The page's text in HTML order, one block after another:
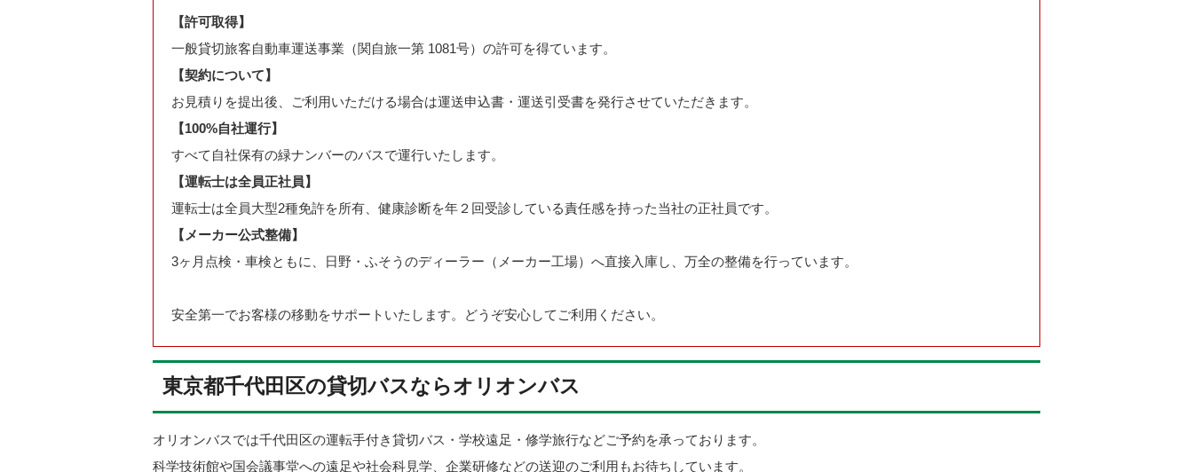
【許可取得】
一般貸切旅客自動車運送事業（関自旅一第 1081号）の許可を得ています。
【契約について】
お見積りを提出後、ご利用いただける場合は運送申込書・運送引受書を発行させていただきます。
【100%自社運行】
すべて自社保有の緑ナンバーのバスで運行いたします。
【運転士は全員正社員】
運転士は全員大型2種免許を所有、健康診断を年２回受診している責任感を持った当社の正社員です。
【メーカー公式整備】
3ヶ月点検・車検ともに、日野・ふそうのディーラー（メーカー工場）へ直接入庫し、万全の整備を行っています。
安全第一でお客様の移動をサポートいたします。どうぞ安心してご利用ください。
東京都千代田区の貸切バスならオリオンバス
オリオンバスでは千代田区の運転手付き貸切バス・学校遠足・修学旅行などご予約を承っております。
科学技術館や国会議事堂への遠足や社会科見学、企業研修などの送迎のご利用もお待ちしています。